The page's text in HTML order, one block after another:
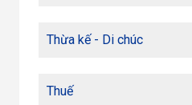
Thừa kế - Di chúc
Thuế